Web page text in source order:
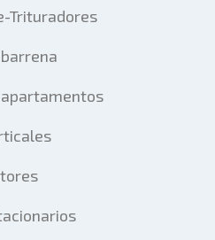
Trituradores
apartamentos